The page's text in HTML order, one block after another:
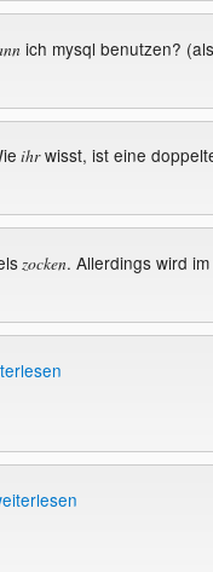
ich mysql benutzen?
ihrwisst, ist eine
zocken. Allerdings wird im